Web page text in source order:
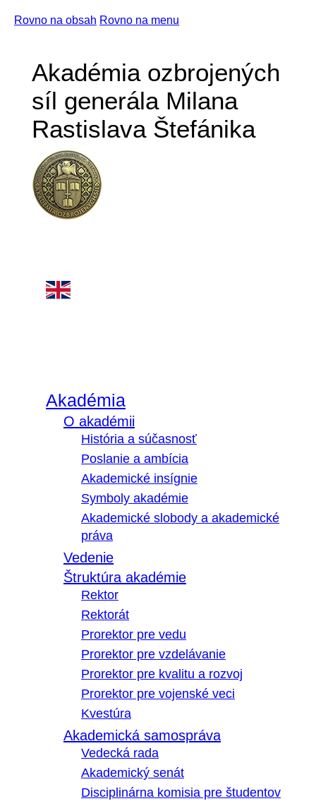
Rovno na obsah Rovno na menu
Akadémia ozbrojených
síl generála Milana
Rastislava Štefánika
Akadémia
O akadémii
História a súčasnosť
Poslanie a ambícia
Akademické insígnie
Symboly akadémie
Akademické slobody a akademické
práva
Vedenie
Štruktúra akadémie
Rektor
Rektorát
Prorektor pre vedu
Prorektor pre vzdelávanie
Prorektor pre kvalitu a rozvoj
Prorektor pre vojenské veci
Kvestúra
Akademická samospráva
Vedecká rada
Akademický senát
Disciplinárna komisia pre študentov